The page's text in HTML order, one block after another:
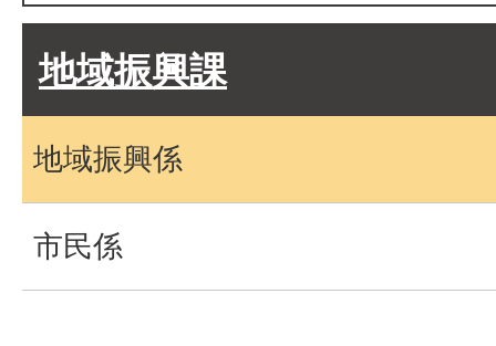
地域振興課
地域振興係
市民係